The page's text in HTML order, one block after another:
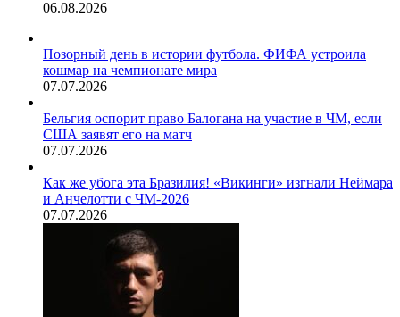
06.08.2026
Позорный день в истории футбола. ФИФА устроила
кошмар на чемпионате мира
07.07.2026
Бельгия оспорит право Балогана на участие в ЧМ, если
США заявят его на матч
07.07.2026
Как же убога эта Бразилия! «Викинги» изгнали Неймара
и Анчелотти с ЧМ-2026
07.07.2026